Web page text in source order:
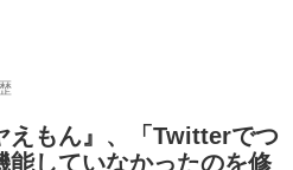
えもん』、「Twitterでつ
能していなかったのを修